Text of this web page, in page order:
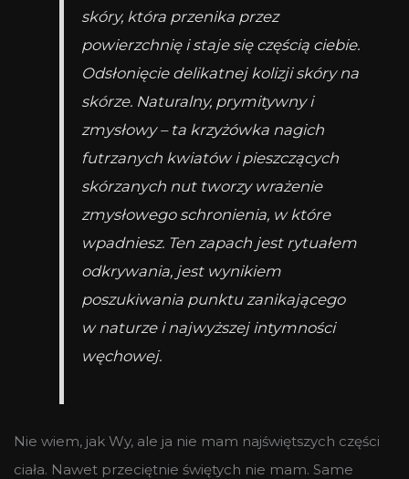
skóry, która przenika przez
powierzchnię i staje się częścią ciebie.
Odsłonięcie delikatnej kolizji skóry na
skórze. Naturalny, prymitywny i
zmysłowy – ta krzyżówka nagich
futrzanych kwiatów i pieszczących
skórzanych nut tworzy wrażenie
zmysłowego schronienia, w które
wpadniesz. Ten zapach jest rytuałem
odkrywania, jest wynikiem
poszukiwania punktu zanikającego
w naturze i najwyższej intymności
węchowej.
Nie wiem, jak Wy, ale ja nie mam najświętszych części
ciała. Nawet przeciętnie świętych nie mam. Same